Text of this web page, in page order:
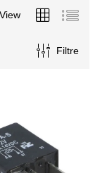
View
Filtre